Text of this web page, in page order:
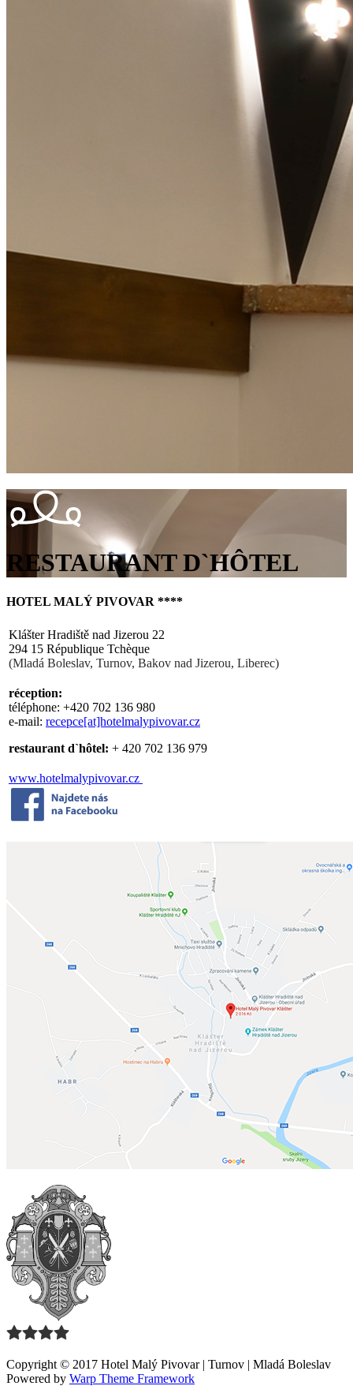
RESTAURANT D`HÔTEL
HOTEL MALÝ PIVOVAR ****
Klášter Hradiště nad Jizerou 22
294 15 République Tchèque
(Mladá Boleslav, Turnov, Bakov nad Jizerou, Liberec)
réception:
téléphone: +420 702 136 980
e-mail: recepce[at]hotelmalypivovar.cz
restaurant d`hôtel: + 420 702 136 979
www.hotelmalypivovar.cz
Copyright © 2017 Hotel Malý Pivovar | Turnov | Mladá Boleslav
Powered by Warp Theme Framework